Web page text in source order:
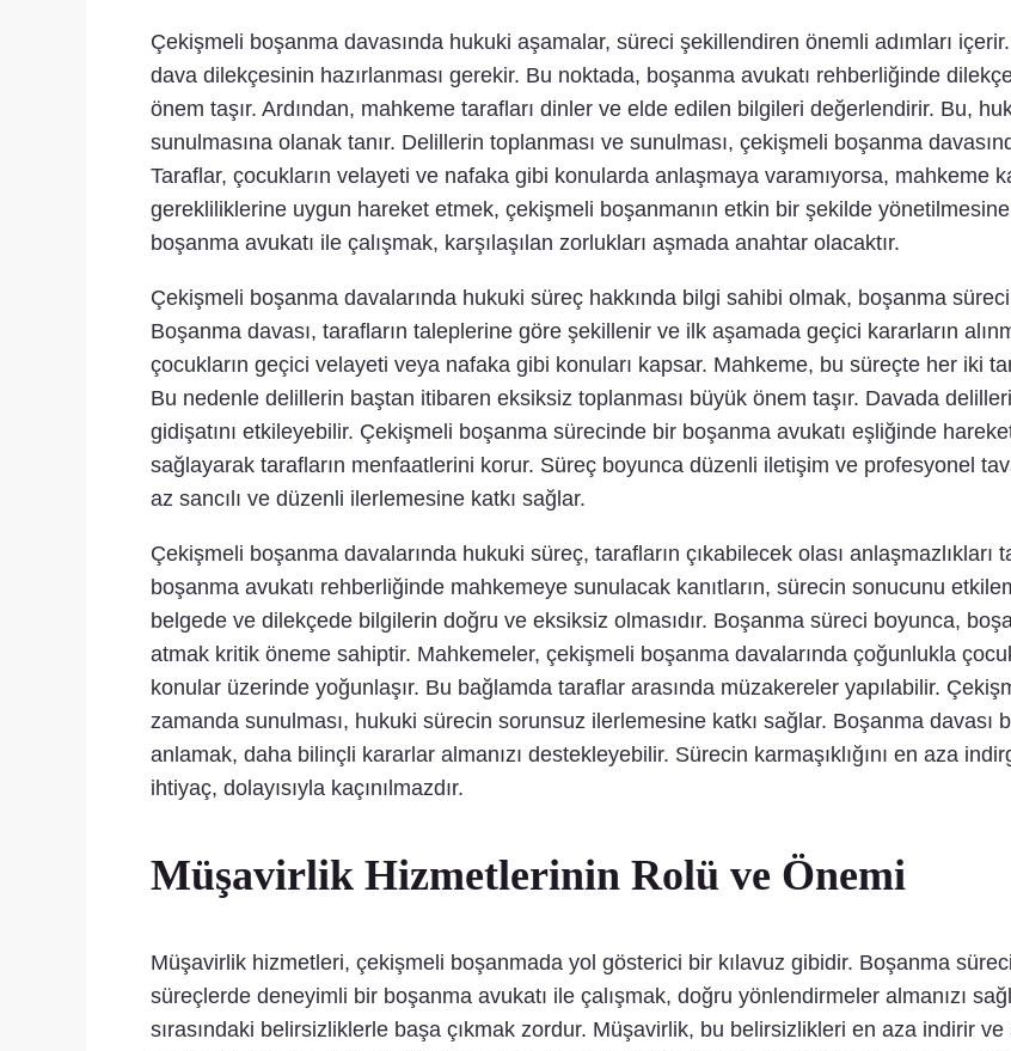
Çekişmeli boşanma davasında hukuki aşamalar, süreci şekillendiren önemli adımları
dava dilekçesinin hazırlanması gerekir. Bu noktada, boşanma avukatı rehberliğinde
önem taşır. Ardından, mahkeme tarafları dinler ve elde edilen bilgileri değerlendirir. Bu,
sunulmasına olanak tanır. Delillerin toplanması ve sunulması, çekişmeli boşanma
Taraflar, çocukların velayeti ve nafaka gibi konularda anlaşmaya varamıyorsa, mahkeme
gerekliliklerine uygun hareket etmek, çekişmeli boşanmanın etkin bir şekilde
boşanma avukatı ile çalışmak, karşılaşılan zorlukları aşmada anahtar olacaktır.
Çekişmeli boşanma davalarında hukuki süreç hakkında bilgi sahibi olmak, boşanma
Boşanma davası, tarafların taleplerine göre şekillenir ve ilk aşamada geçici kararların
çocukların geçici velayeti veya nafaka gibi konuları kapsar. Mahkeme, bu süreçte her iki
Bu nedenle delillerin baştan itibaren eksiksiz toplanması büyük önem taşır. Davada
gidişatını etkileyebilir. Çekişmeli boşanma sürecinde bir boşanma avukatı eşliğinde
sağlayarak tarafların menfaatlerini korur. Süreç boyunca düzenli iletişim ve profesyonel
az sancılı ve düzenli ilerlemesine katkı sağlar.
Çekişmeli boşanma davalarında hukuki süreç, tarafların çıkabilecek olası anlaşmazlıkları
boşanma avukatı rehberliğinde mahkemeye sunulacak kanıtların, sürecin sonucunu
belgede ve dilekçede bilgilerin doğru ve eksiksiz olmasıdır. Boşanma süreci boyunca,
atmak kritik öneme sahiptir. Mahkemeler, çekişmeli boşanma davalarında çoğunlukla
konular üzerinde yoğunlaşır. Bu bağlamda taraflar arasında müzakereler yapılabilir.
zamanda sunulması, hukuki sürecin sorunsuz ilerlemesine katkı sağlar. Boşanma
anlamak, daha bilinçli kararlar almanızı destekleyebilir. Sürecin karmaşıklığını en aza
ihtiyaç, dolayısıyla kaçınılmazdır.
Müşavirlik Hizmetlerinin Rolü ve Önemi
Müşavirlik hizmetleri, çekişmeli boşanmada yol gösterici bir kılavuz gibidir. Boşanma
süreçlerde deneyimli bir boşanma avukatı ile çalışmak, doğru yönlendirmeler almanızı
sırasındaki belirsizliklerle başa çıkmak zordur. Müşavirlik, bu belirsizlikleri en aza indirir